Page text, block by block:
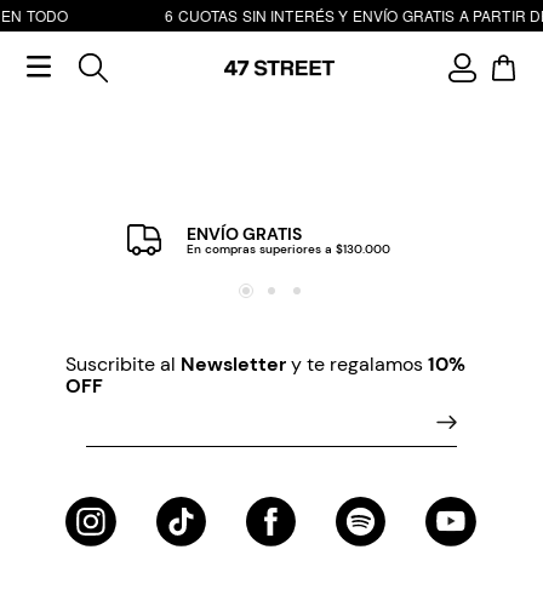
TODO 6 CUOTAS SIN INTERÉS Y ENVÍO GRATIS A PARTIR
ENVÍO GRATIS
En compras superiores a $130.000
Suscribite al Newslettery te regalamos10%
OFF